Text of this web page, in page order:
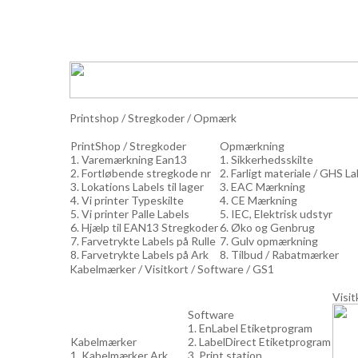
Printshop / Stregkoder / Opmærk
PrintShop / Stregkoder
1. Varemærkning Ean13
2. Fortløbende stregkode nr
3. Lokations Labels til lager
4. Vi printer Typeskilte
5. Vi printer Palle Labels
6. Hjælp til EAN13 Stregkoder
7. Farvetrykte Labels på Rulle
8. Farvetrykte Labels på Ark
Opmærkning
1. Sikkerhedsskilte
2. Farligt materiale / GHS
3. EAC Mærkning
4. CE Mærkning
5. IEC, Elektrisk udstyr
6. Øko og Genbrug
7. Gulv opmærkning
8. Tilbud / Rabatmærker
Kabelmærker / Visitkort / Software / GS1
Kabelmærker
1. Kabelmærker Ark
Software
1. EnLabel Etiketprogram
2. LabelDirect Etiketprogram
3. Print station